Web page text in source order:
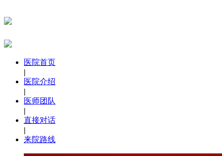
医院首页
|
医院介绍
|
医师团队
|
直接对话
|
来院路线